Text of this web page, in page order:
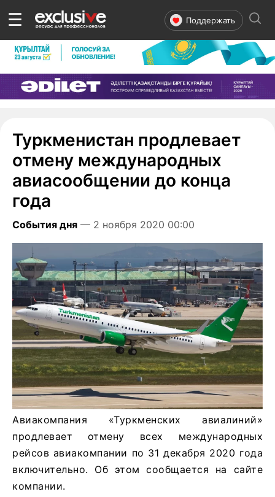
☰ Поддержать
Туркменистан продлевает
отмену международных
авиасообщении до конца
года
События дня — 2 ноября 2020 00:00
Авиакомпания «Туркменских авиалиний»
продлевает отмену всех международных
рейсов авиакомпании по 31 декабря 2020 года
включительно. Об этом сообщается на сайте
компании.